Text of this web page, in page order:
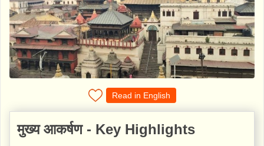
Read in English
मुख्य आकर्षण - Key Highlights